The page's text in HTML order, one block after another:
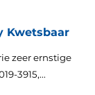
Kwetsbaar
zeer ernstige
3915,...